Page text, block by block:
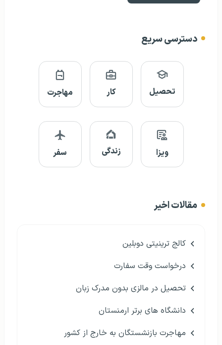
دسترسی سریع
تحصیل کار مهاجرت
ویزا زندگی سفر
مقالات اخیر
کالج ترینیتی دوبلین
درخواست وقت سفارت
تحصیل در مالزی بدون مدرک زبان
دانشگاه های برتر ارمنستان
مهاجرت بازنشستگان به خارج از کشور